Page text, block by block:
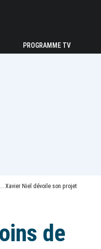
PROGRAMME TV
Xavier Niel dévoile son projet
de